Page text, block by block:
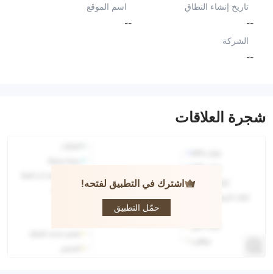
تاريخ إنشاء النطاق
--
اسم الموقع
--
الشركة
--
شجرة العلاقات
اشترك في التطبيق لفتحه!
حمّل التطبيق